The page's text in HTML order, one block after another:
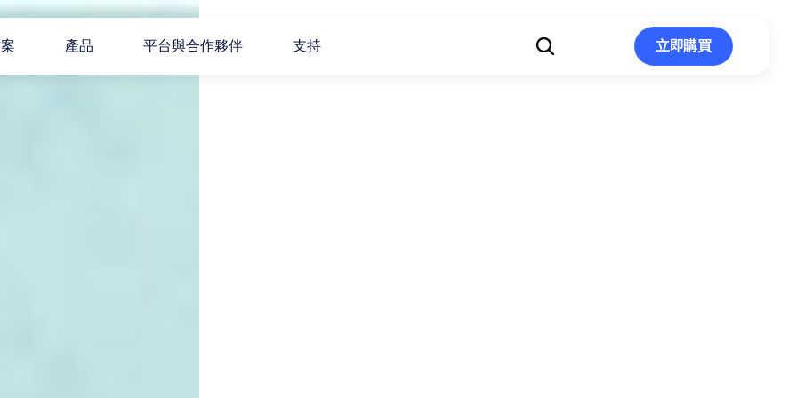
產品 平台與合作夥伴 支持
立即購買